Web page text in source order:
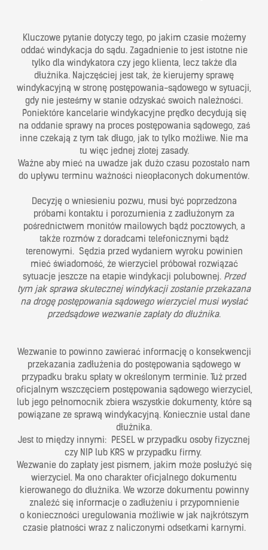
Kluczowe pytanie dotyczy tego, po jakim czasie możemy
oddać windykacja do sądu. Zagadnienie to jest istotne nie
tylko dla windykatora czy jego klienta, lecz także dla
dłużnika. Najczęściej jest tak, że kierujemy sprawę
windykacyjną w stronę postępowania-sądowego w sytuacji,
gdy nie jesteśmy w stanie odzyskać swoich należności.
Poniektóre kancelarie windykacyjne prędko decydują się
na oddanie sprawy na proces postępowania sądowego, zaś
inne czekają z tym tak długo, jak to tylko możliwe. Nie ma
tu więc jednej złotej zasady.
Ważne aby mieć na uwadze jak dużo czasu pozostało nam
do upływu terminu ważności nieopłaconych dokumentów.
Decyzję o wniesieniu pozwu, musi być poprzedzona
próbami kontaktu i porozumienia z zadłużonym za
pośrednictwem monitów mailowych bądź pocztowych, a
także rozmów z doradcami telefonicznymi bądź
terenowymi. Sędzia przed wydaniem wyroku powinien
mieć świadomość, że wierzyciel próbował rozwiązać
sytuacje jeszcze na etapie windykacji polubownej. Przed
tym jak sprawa skutecznej windykacji zostanie przekazana
na drogę postępowania sądowego wierzyciel musi wysłać
przedsądowe wezwanie zapłaty do dłużnika.
Wezwanie to powinno zawierać informację o konsekwencji
przekazania zadłużenia do postępowania sądowego w
przypadku braku spłaty w określonym terminie. Tuż przed
oficjalnym wszczęciem postępowania sądowego wierzyciel,
lub jego pełnomocnik zbiera wszystkie dokumenty, które są
powiązane ze sprawą windykacyjną. Koniecznie ustal dane
dłużnika.
Jest to między innymi: PESEL w przypadku osoby fizycznej
czy NIP lub KRS w przypadku firmy.
Wezwanie do zapłaty jest pismem, jakim może posłużyć się
wierzyciel. Ma ono charakter oficjalnego dokumentu
kierowanego do dłużnika. We wzorze dokumentu powinny
znaleźć się informacje o zadłużeniu i przypomnienie
o konieczności uregulowania możliwie w jak najkrótszym
czasie płatności wraz z naliczonymi odsetkami karnymi.